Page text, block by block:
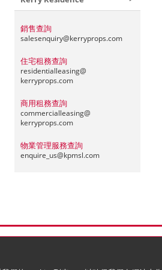
銷售查詢
salesenquiry@kerryprops.com
住宅租務查詢
residentialleasing@
kerryprops.com
商用租務查詢
commercialleasing@
kerryprops.com
物業管理服務查詢
enquire_us@kpmsl.com